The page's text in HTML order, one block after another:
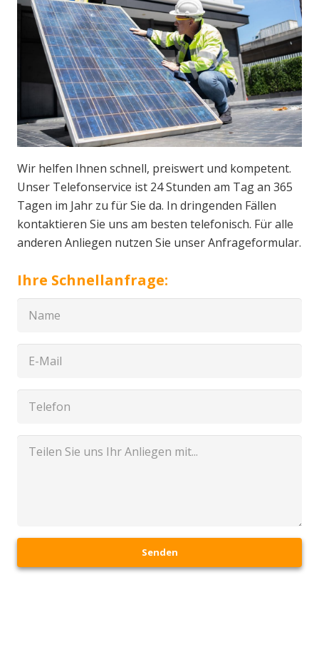
Wir helfen Ihnen schnell, preiswert und kompetent.
Unser Telefonservice ist 24 Stunden am Tag an 365
Tagen im Jahr zu für Sie da. In dringenden Fällen
kontaktieren Sie uns am besten telefonisch. Für alle
anderen Anliegen nutzen Sie unser Anfrageformular.
Ihre Schnellanfrage:
Senden